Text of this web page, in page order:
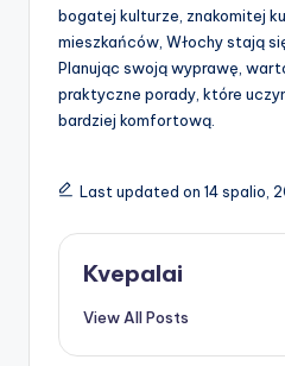
bogatej kulturze, znakomitej
mieszkańców, Włochy stają
Planując swoją wyprawę,
praktyczne porady, które
bardziej komfortową.
Last updated on 14 spalio,
Kvepalai
View All Posts